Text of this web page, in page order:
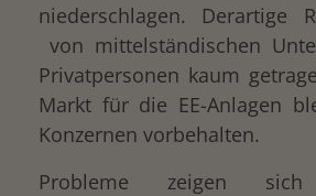
niederschlagen. Derartige
von mittelständischen
Privatpersonen kaum
Markt für die EE-Anlagen
Konzernen vorbehalten.
Probleme zeigen